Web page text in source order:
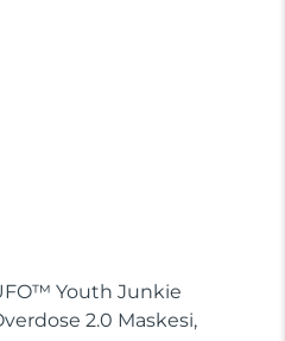
Youth Junkie
2.0 Maskesi,